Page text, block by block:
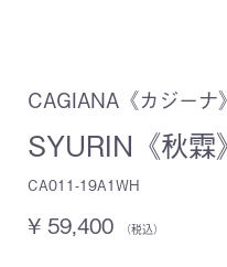
CAGIANA《カジーナ》
SYURIN《秋
CA011-19A1WH
¥ 59,400 （税込）